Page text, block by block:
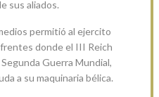
sus aliados.
permitió al ejercito
donde el III Reich
Guerra Mundial,
a su maquinaria bélica.